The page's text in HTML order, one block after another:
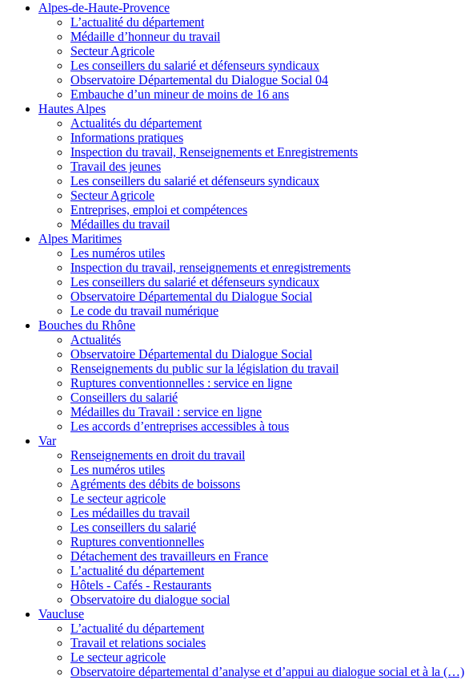
Alpes-de-Haute-Provence
L’actualité du département
Médaille d’honneur du travail
Secteur Agricole
Les conseillers du salarié et défenseurs syndicaux
Observatoire Départemental du Dialogue Social 04
Embauche d’un mineur de moins de 16 ans
Hautes Alpes
Actualités du département
Informations pratiques
Inspection du travail, Renseignements et Enregistrements
Travail des jeunes
Les conseillers du salarié et défenseurs syndicaux
Secteur Agricole
Entreprises, emploi et compétences
Médailles du travail
Alpes Maritimes
Les numéros utiles
Inspection du travail, renseignements et enregistrements
Les conseillers du salarié et défenseurs syndicaux
Observatoire Départemental du Dialogue Social
Le code du travail numérique
Bouches du Rhône
Actualités
Observatoire Départemental du Dialogue Social
Renseignements du public sur la législation du travail
Ruptures conventionnelles : service en ligne
Conseillers du salarié
Médailles du Travail : service en ligne
Les accords d’entreprises accessibles à tous
Var
Renseignements en droit du travail
Les numéros utiles
Agréments des débits de boissons
Le secteur agricole
Les médailles du travail
Les conseillers du salarié
Ruptures conventionnelles
Détachement des travailleurs en France
L’actualité du département
Hôtels - Cafés - Restaurants
Observatoire du dialogue social
Vaucluse
L’actualité du département
Travail et relations sociales
Le secteur agricole
Observatoire départemental d’analyse et d’appui au dialogue social et à la (…)